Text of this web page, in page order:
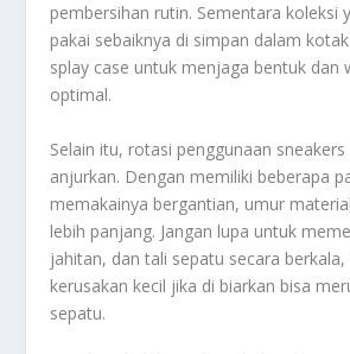
pembersihan rutin. Sementara koleksi
pakai sebaiknya di simpan dalam
splay case untuk menjaga bentuk dan
optimal.
Selain itu, rotasi penggunaan
anjurkan. Dengan memiliki beberapa
memakainya bergantian, umur
lebih panjang. Jangan lupa untuk
jahitan, dan tali sepatu secara berkala,
kerusakan kecil jika di biarkan bisa
sepatu.